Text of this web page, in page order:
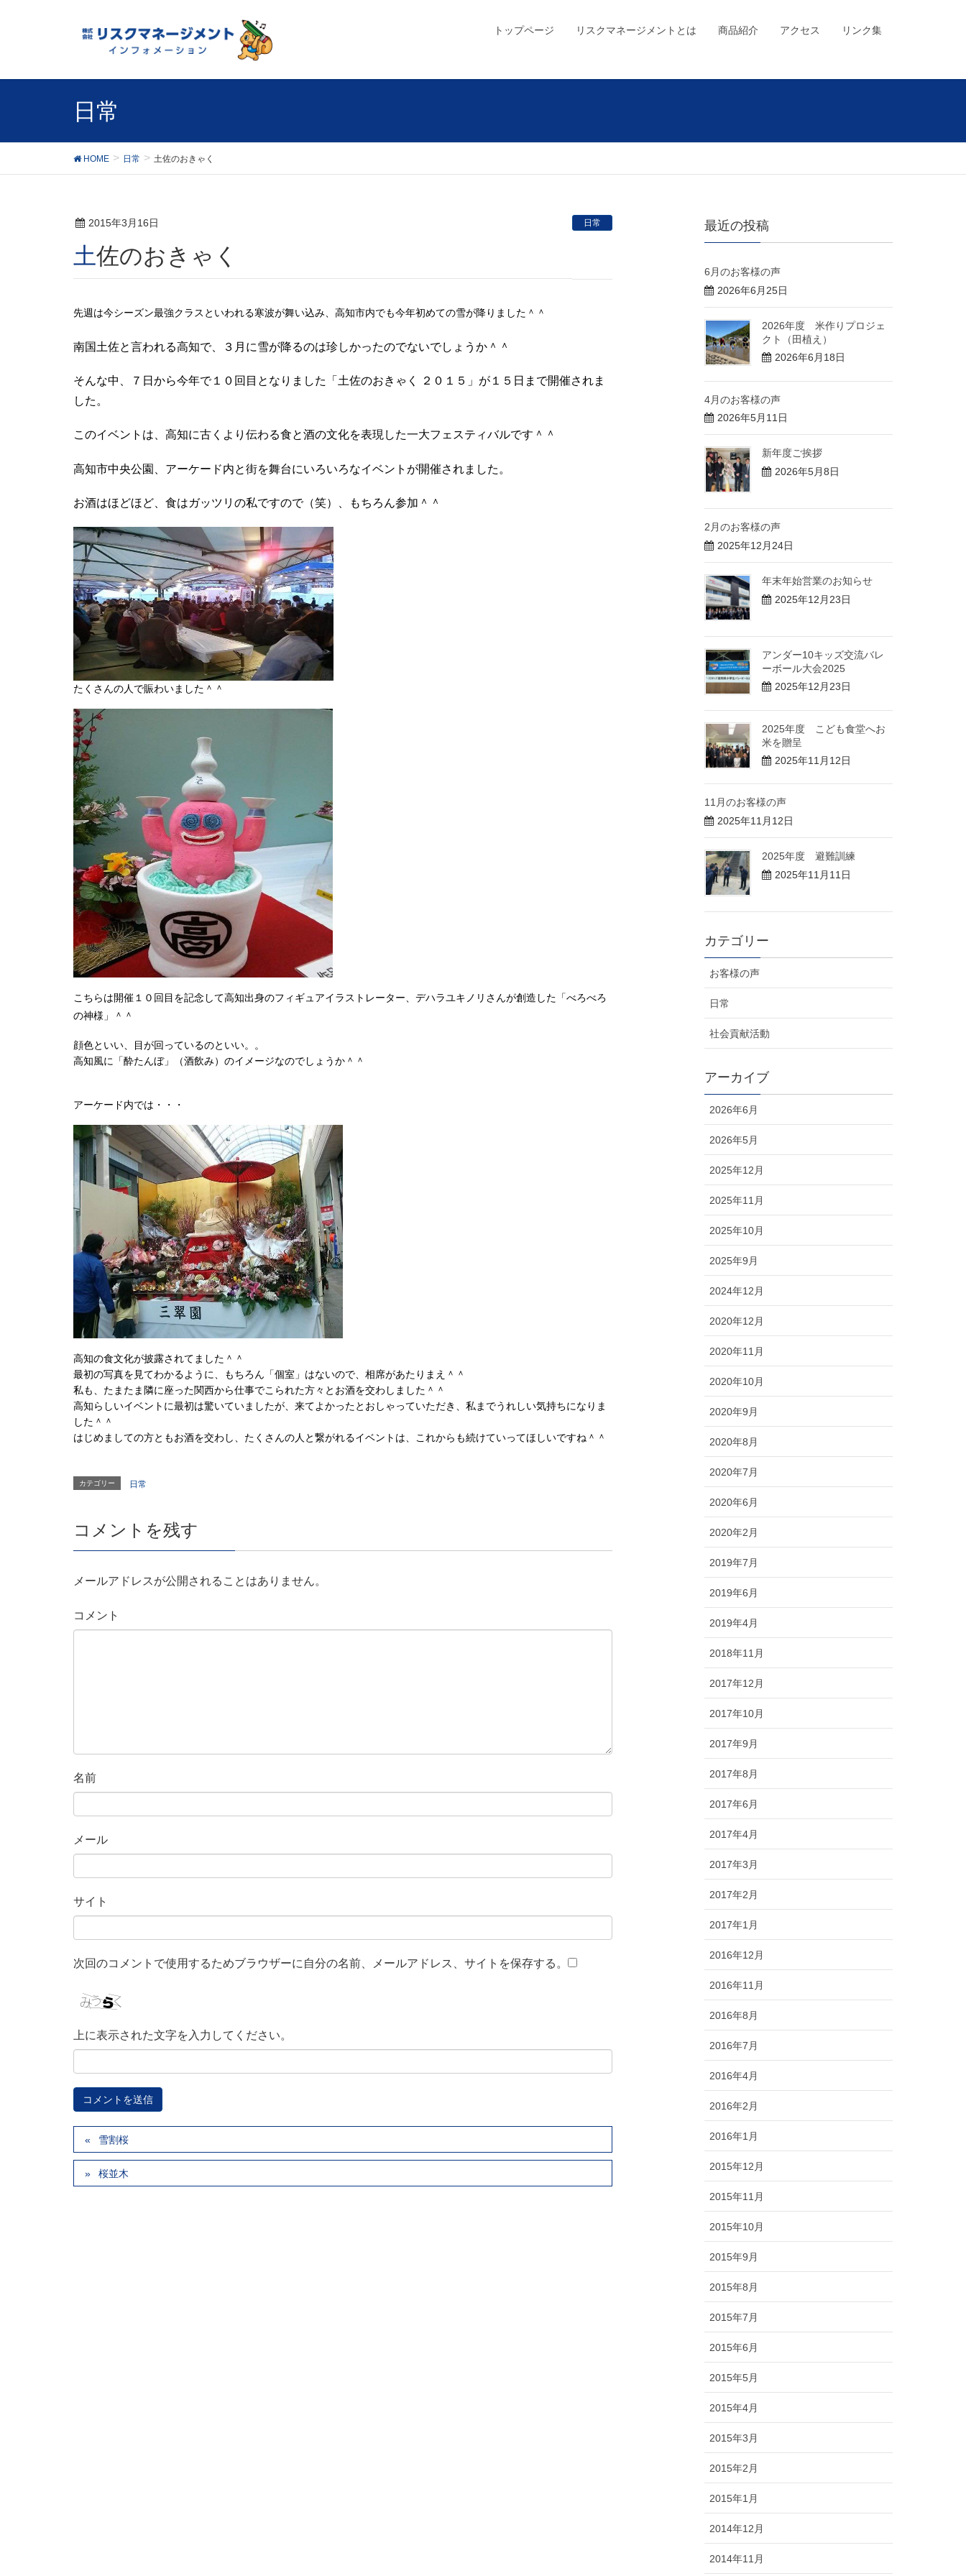
トップページ リスクマネージメントとは 商品紹介 アクセス リンク集
日常
HOME 日常 土佐のおきゃく
2015年3月16日 日常
土佐のおきゃく
先週は今シーズン最強クラスといわれる寒波が舞い込み、高知市内でも今年初めての雪が降りました＾＾
南国土佐と言われる高知で、３月に雪が降るのは珍しかったのでないでしょうか＾＾
そんな中、７日から今年で１０回目となりました「土佐のおきゃく
２０１５」が１５日まで開催されま
した。
このイベントは、高知に古くより伝わる食と酒の文化を表現した一大フェスティバルです＾＾
高知市中央公園、アーケード内と街を舞台にいろいろなイベントが開催されました。
お酒はほどほど、食はガッツリの私ですので（笑）、もちろん参加＾＾
たくさんの人で賑わいました＾＾
こちらは開催１０回目を記念して高知出身のフィギュアイラストレーター、デハラユキノリさんが創造した「べろべろ
の神様」＾＾
顔色といい、目が回っているのといい。。
高知風に「酔たんぼ」（酒飲み）のイメージなのでしょうか＾＾
アーケード内では・・・
高知の食文化が披露されてました＾＾
最初の写真を見てわかるように、もちろん「個室」はないので、相席があたりまえ＾＾
私も、たまたま隣に座った関西から仕事でこられた方々とお酒を交わしました＾＾
高知らしいイベントに最初は驚いていましたが、来てよかったとおしゃっていただき、私までうれしい気持ちになりま
した＾＾
はじめましての方ともお酒を交わし、たくさんの人と繋がれるイベントは、これからも続けていってほしいですね＾＾
カテゴリー 日常
コメントを残す
メールアドレスが公開されることはありません。
コメント
名前
メール
サイト
次回のコメントで使用するためブラウザーに自分の名前、メールアドレス、サイトを保存する。
上に表示された文字を入力してください。
雪割桜
桜並木
最近の投稿
6月のお客様の声
2026年6月25日
2026年度 米作りプロジェ
クト（田植え）
2026年6月18日
4月のお客様の声
2026年5月11日
新年度ご挨拶
2026年5月8日
2月のお客様の声
2025年12月24日
年末年始営業のお知らせ
2025年12月23日
アンダー10キッズ交流バレ
ーボール大会2025
2025年12月23日
2025年度 こども食堂へお
米を贈呈
2025年11月12日
11月のお客様の声
2025年11月12日
2025年度 避難訓練
2025年11月11日
カテゴリー
お客様の声
日常
社会貢献活動
アーカイブ
2026年6月
2026年5月
2025年12月
2025年11月
2025年10月
2025年9月
2024年12月
2020年12月
2020年11月
2020年10月
2020年9月
2020年8月
2020年7月
2020年6月
2020年2月
2019年7月
2019年6月
2019年4月
2018年11月
2017年12月
2017年10月
2017年9月
2017年8月
2017年6月
2017年4月
2017年3月
2017年2月
2017年1月
2016年12月
2016年11月
2016年8月
2016年7月
2016年4月
2016年2月
2016年1月
2015年12月
2015年11月
2015年10月
2015年9月
2015年8月
2015年7月
2015年6月
2015年5月
2015年4月
2015年3月
2015年2月
2015年1月
2014年12月
2014年11月